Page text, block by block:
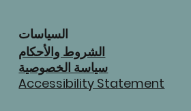
السياسات
الشروط والأحكام
سياسة الخصوصية
Accessibility Statement